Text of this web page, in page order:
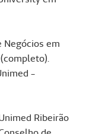
Negócios em
-
Ribeirão